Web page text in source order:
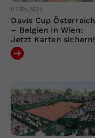
07.05.2026
Davis Cup Österreich
– Belgien in Wien:
Jetzt Karten sichern!